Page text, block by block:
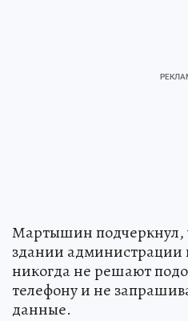
Мартышин подчеркнул,
здании администрации
никогда не решают
телефону и не
данные.